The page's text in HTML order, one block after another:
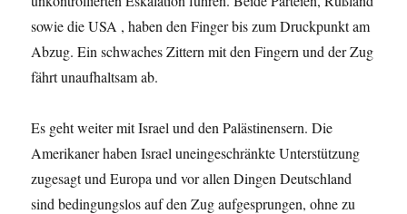
sowie die USA , haben den Finger bis zum Druckpunkt am
Abzug. Ein schwaches Zittern mit den Fingern und der Zug
fährt unaufhaltsam ab.
Es geht weiter mit Israel und den Palästinensern. Die
Amerikaner haben Israel uneingeschränkte Unterstützung
zugesagt und Europa und vor allen Dingen Deutschland
sind bedingungslos auf den Zug aufgesprungen, ohne zu